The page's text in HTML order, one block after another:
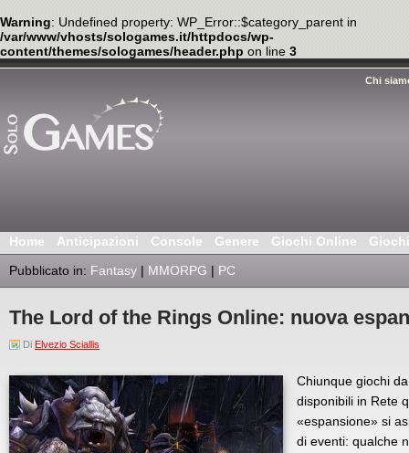
Warning: Undefined property: WP_Error::$category_parent in
/var/www/vhosts/sologames.it/httpdocs/wp-
content/themes/sologames/header.php on line 3
Chi
Home Anticipazioni Console Genere Giochi Online
Pubblicato in: Fantasy | MMORPG | PC
The Lord of the Rings Online: nuova
Di Elvezio Sciallis
Chiunque giochi
disponibili in Rete
«espansione» si
di eventi: qualche